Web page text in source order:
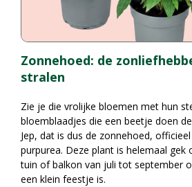
Zonnehoed: de
stralen
Zie je die vrolijke bloemen met hun
bloemblaadjes die een beetje doen
Jep, dat is dus de zonnehoed,
purpurea. Deze plant is helemaal gek
tuin of balkon van juli tot september
een klein feestje is.